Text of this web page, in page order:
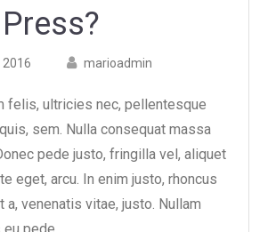
2016
Posted
marioadmin
felis, ultricies nec, pellentesque
sem. Nulla consequat massa
pede justo, fringilla vel, aliquet
eget, arcu. In enim justo, rhoncus
a, venenatis vitae, justo. Nullam